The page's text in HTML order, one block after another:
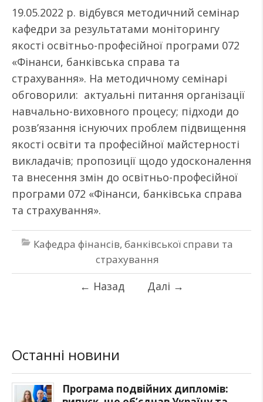
19.05.2022 р. відбувся методичний семінар
кафедри за результатами моніторингу
якості освітньо-професійної програми 072
«Фінанси, банківська справа та
страхування». На методичному семінарі
обговорили: актуальні питання організації
навчально-виховного процесу; підходи до
розв’язання існуючих проблем підвищення
якості освіти та професійної майстерності
викладачів; пропозиції щодо удосконалення
та внесення змін до освітньо-професійної
програми 072 «Фінанси, банківська справа
та страхування».
Кафедра фінансів, банківської справи та
страхування
← Назад Далі →
Останні новини
Програма подвійних дипломів: